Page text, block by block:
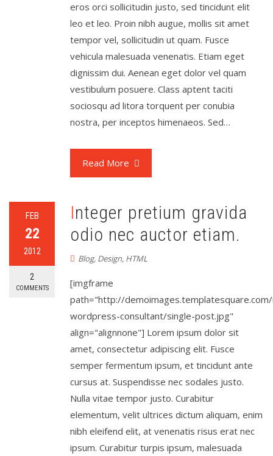
eros orci sollicitudin justo, sed tincidunt elit
leo et leo. Proin nibh augue, mollis sit amet
tempor vel, sollicitudin ut quam. Fusce
vehicula malesuada venenatis. Etiam eget
dignissim dui. Aenean eget dolor vel quam
vestibulum posuere. Class aptent taciti
sociosqu ad litora torquent per conubia
nostra, per inceptos himenaeos. Sed…
Read More
FEB
22
2012
2
COMMENTS
Integer pretium gravida
odio nec auctor etiam.
Blog, Design, HTML
[imgframe
path="http://
wordpress-consultant/single-post.jpg"
align="alignnone"] Lorem ipsum dolor sit
amet, consectetur adipiscing elit. Fusce
semper fermentum ipsum, et tincidunt ante
cursus at. Suspendisse nec sodales justo.
Nulla vitae tempor justo. Curabitur
elementum, velit ultrices dictum aliquam, enim
nibh eleifend elit, at venenatis risus erat nec
ipsum. Curabitur turpis ipsum, malesuada